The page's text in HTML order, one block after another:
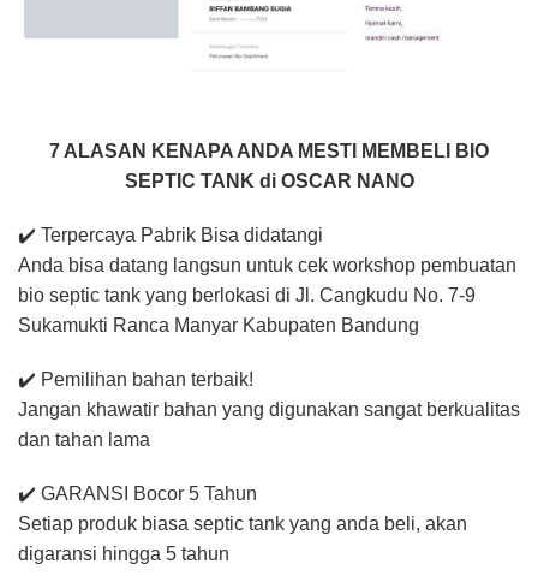
7 ALASAN KENAPA ANDA MESTI MEMBELI BIO
SEPTIC TANK di OSCAR NANO
✔️ Terpercaya Pabrik Bisa didatangi
Anda bisa datang langsun untuk cek workshop pembuatan
bio septic tank yang berlokasi di Jl. Cangkudu No. 7-9
Sukamukti Ranca Manyar Kabupaten Bandung
✔️ Pemilihan bahan terbaik!
Jangan khawatir bahan yang digunakan sangat berkualitas
dan tahan lama
✔️ GARANSI Bocor 5 Tahun
Setiap produk biasa septic tank yang anda beli, akan
digaransi hingga 5 tahun